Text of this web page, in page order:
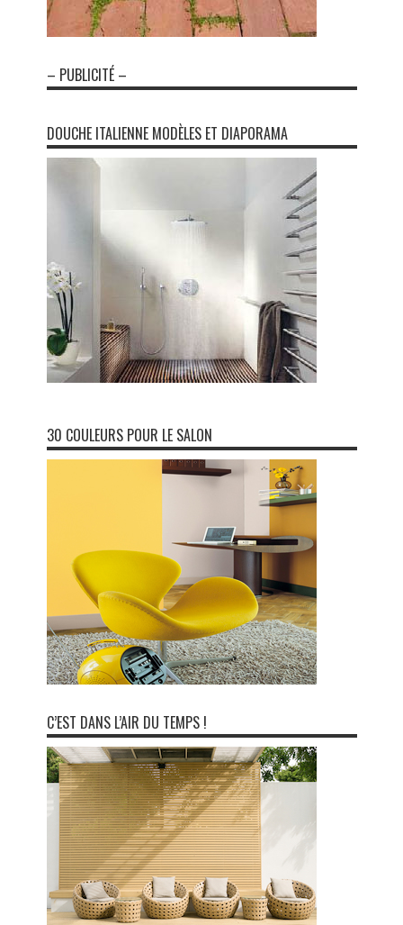
– PUBLICITÉ –
DOUCHE ITALIENNE MODÈLES ET DIAPORAMA
30 COULEURS POUR LE SALON
C’EST DANS L’AIR DU TEMPS !